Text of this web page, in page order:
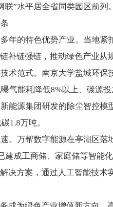
”水平居全省同类园区前列。
的特色优势产业。当地紧
补链强链，推动绿色产业从
范式。南京大学盐城环保
气能耗降低8%以上、碳源
能源集团研发的除尘智控
1.8万吨。
万帮数字能源在亭湖区落
建成工商储、家庭储等智能
决方案，通过人工智能技